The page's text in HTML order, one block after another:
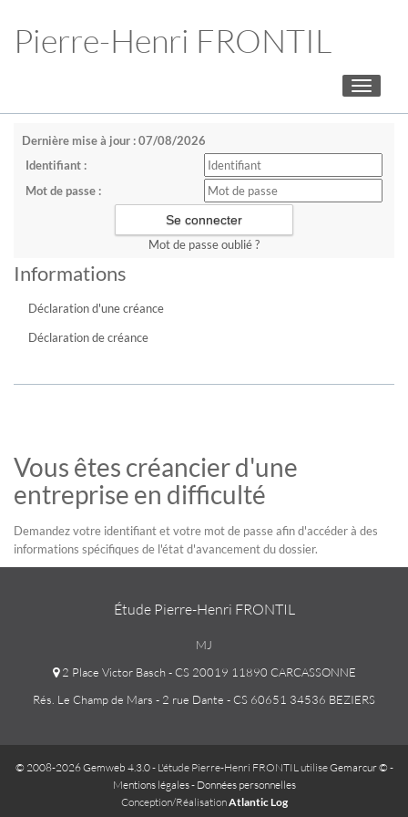
Pierre-Henri FRONTIL
Toggle
Dernière mise à jour : 07/08/2026
Identifiant :
Mot de passe :
Mot de passe oublié ?
Informations
Déclaration d'une créance
Déclaration de créance
Vous êtes créancier d'une
entreprise en difficulté
Demandez votre identifiant et votre mot de passe afin d'accéder à des
informations spécifiques de l'état d'avancement du dossier.
Étude Pierre-Henri FRONTIL
MJ
2 Place Victor Basch - CS 20019 11890 CARCASSONNE
Rés. Le Champ de Mars - 2 rue Dante - CS 60651 34536 BEZIERS
© 2008-2026 Gemweb 4.3.0- L'étude Pierre-Henri FRONTIL utiliseGemarcur © -
Mentions légales- Données personnelles
Conception/RéalisationAtlantic Log